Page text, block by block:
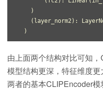
)
( layer_norm2):
)
由上面两个结构对比可知
模型结构更深，特征维度
两者的基本CLIPEncoder模